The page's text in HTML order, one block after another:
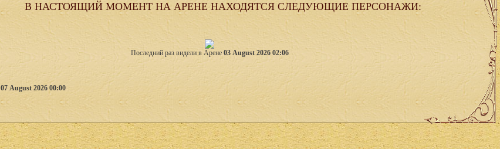
В НАСТОЯЩИЙ МОМЕНТ НА АРЕНЕ НАХОДЯТСЯ СЛЕДУЮЩИЕ ПЕРСОНАЖИ:
Последний раз видели в Арене 03 August 2026 02:06
07 August 2026 00:00